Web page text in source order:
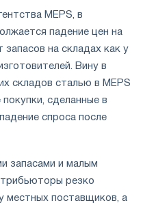
MEPS, в
падение цен на
на складах как у
Вину в
складов сталью в MEPS
сделанные в
спроса после
запасами и малым
резко
местных поставщиков, а